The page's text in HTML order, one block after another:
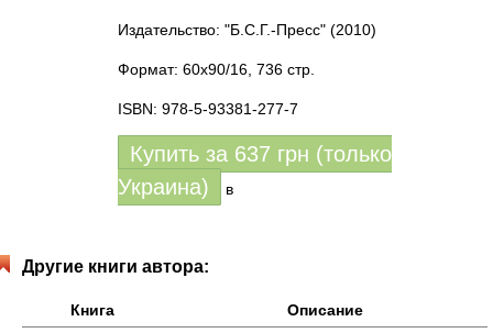
Издательство: "Б.С.Г.-Пресс" (2010)
Формат: 60x90/16, 736 стр.
ISBN: 978-5-93381-277-7
Купить за 637 грн (только
Украина)
в
Другие книги автора:
Книга
Описание